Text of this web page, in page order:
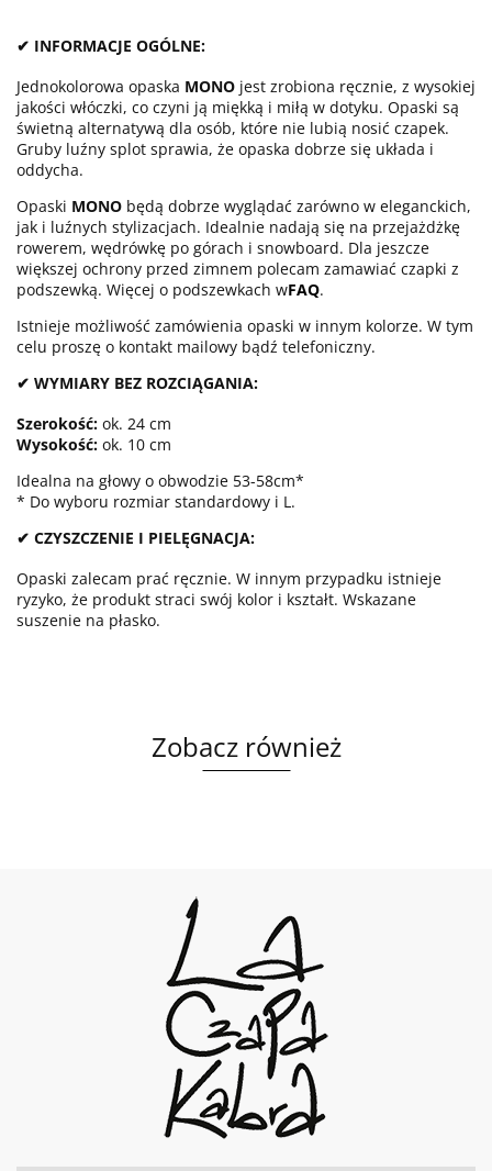
✔ INFORMACJE OGÓLNE:
Jednokolorowa opaska MONO jest zrobiona ręcznie, z wysokiej
jakości włóczki, co czyni ją miękką i miłą w dotyku. Opaski są
świetną alternatywą dla osób, które nie lubią nosić czapek.
Gruby luźny splot sprawia, że opaska dobrze się układa i
oddycha.
Opaski MONO będą dobrze wyglądać zarówno w eleganckich,
jak i luźnych stylizacjach. Idealnie nadają się na przejażdżkę
rowerem, wędrówkę po górach i snowboard. Dla jeszcze
większej ochrony przed zimnem polecam zamawiać czapki z
podszewką. Więcej o podszewkach wFAQ.
Istnieje możliwość zamówienia opaski w innym kolorze. W tym
celu proszę o kontakt mailowy bądź telefoniczny.
✔ WYMIARY BEZ ROZCIĄGANIA:
Szerokość: ok. 24 cm
Wysokość: ok. 10 cm
Idealna na głowy o obwodzie 53-58cm*
* Do wyboru rozmiar standardowy i L.
✔ CZYSZCZENIE I PIELĘGNACJA:
Opaski zalecam prać ręcznie. W innym przypadku istnieje
ryzyko, że produkt straci swój kolor i kształt. Wskazane
suszenie na płasko.
Zobacz również